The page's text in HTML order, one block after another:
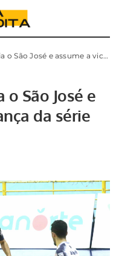
e assume a vice liderança da série ouro
São José e
da série